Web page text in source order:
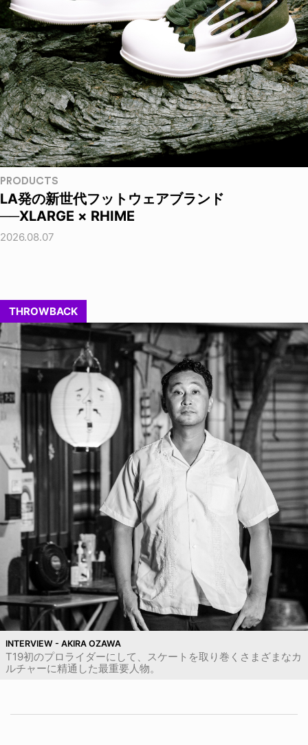
PRODUCTS
LA発の新世代フットウェアブランド
──XLARGE × RHIME
2026.08.07
THROWBACK
INTERVIEW - AKIRA OZAWA
T19初のプロライダーにして、スケートを取り巻くさまざまなカ
ルチャーに精通した最重要人物。